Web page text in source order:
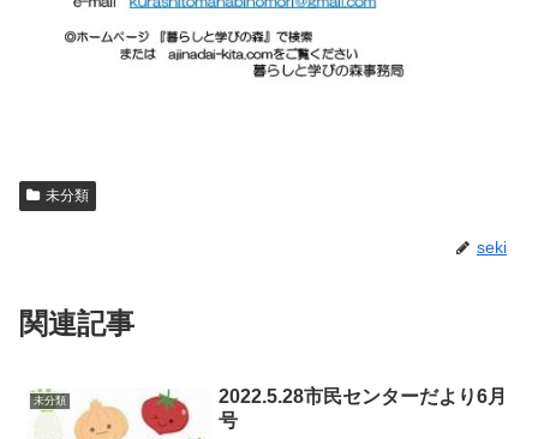
未分類
seki
関連記事
未分類
2022.5.28市民センターだより6月
号